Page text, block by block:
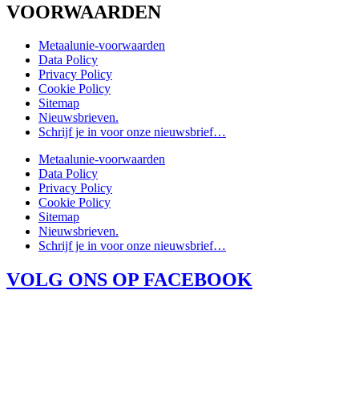
VOORWAARDEN
Metaalunie-voorwaarden
Data Policy
Privacy Policy
Cookie Policy
Sitemap
Nieuwsbrieven.
Schrijf je in voor onze nieuwsbrief…
Metaalunie-voorwaarden
Data Policy
Privacy Policy
Cookie Policy
Sitemap
Nieuwsbrieven.
Schrijf je in voor onze nieuwsbrief…
VOLG ONS OP FACEBOOK